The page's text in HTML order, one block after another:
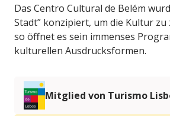
Das Centro Cultural de Belém
Stadt” konzipiert, um die Kultur
so öffnet es sein immenses
kulturellen Ausdrucksformen.
Mitglied von Turismo